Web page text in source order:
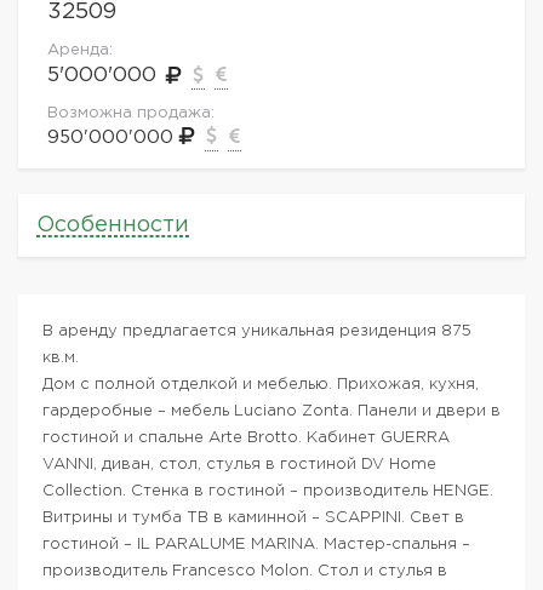
32509
Аренда:
5'000'000
Возможна продажа:
950'000'000
Особенности
В аренду предлагается уникальная резиденция 875
кв.м.
Дом с полной отделкой и мебелью. Прихожая, кухня,
гардеробные – мебель Luciano Zonta. Панели и двери в
гостиной и спальне Arte Brotto. Кабинет GUERRA
VANNI, диван, стол, стулья в гостиной DV Home
Collection. Стенка в гостиной – производитель HENGE.
Витрины и тумба ТВ в каминной – SCAPPINI. Свет в
гостиной – IL PARALUME MARINA. Мастер-спальня –
производитель Francesco Molon. Стол и стулья в